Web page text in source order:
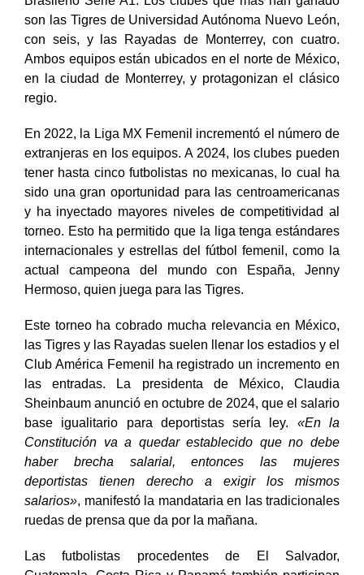
14 títulos disputados,la primera es el Campeonato
Brasileño Serie A1. Los clubes que más han ganado
son las Tigres de Universidad Autónoma Nuevo León,
con seis, y las Rayadas de Monterrey, con cuatro.
Ambos equipos están ubicados en el norte de México,
en la ciudad de Monterrey, y protagonizan el clásico
regio.
En 2022, la Liga MX Femenil incrementó el número de
extranjeras en los equipos. A 2024, los clubes pueden
tener hasta cinco futbolistas no mexicanas, lo cual ha
sido una gran oportunidad para las centroamericanas
y ha inyectado mayores niveles de competitividad al
torneo. Esto ha permitido que la liga tenga estándares
internacionales y estrellas del fútbol femenil, como la
actual campeona del mundo con España, Jenny
Hermoso, quien juega para las Tigres.
Este torneo ha cobrado mucha relevancia en México,
las Tigres y las Rayadas suelen llenarlos estadiosy el
Club América Femenil ha registrado un incremento en
las entradas. La presidenta de México,Claudia
Sheinbaumanunció en octubre de 2024, que el salario
base igualitario para deportistas sería ley.«En la
Constitución va a quedar establecido que no debe
haber brecha salarial, entonces las mujeres
deportistas tienen derecho a exigir los mismos
salarios», manifestó la mandataria en las tradicionales
ruedas de prensa que da por la mañana.